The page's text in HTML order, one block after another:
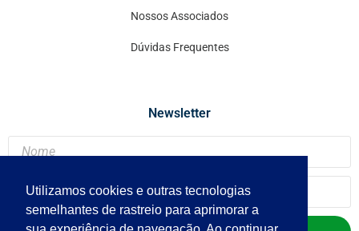
Nossos Associados
Dúvidas Frequentes
Newsletter
Utilizamos cookies e outras tecnologias
semelhantes de rastreio para aprimorar a